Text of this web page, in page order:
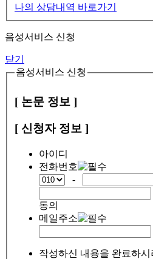
나의 상담내역 바로가기
음성서비스 신청
닫기
음성서비스 신청
[ 논문 정보 ]
[ 신청자 정보 ]
아이디
전화번호
-
동의
메일주소
작성하신 내용을 완료하